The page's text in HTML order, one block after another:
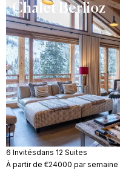
Chalet Berlioz
6 Invitésdans 12 Suites
À partir de €24000 par semaine